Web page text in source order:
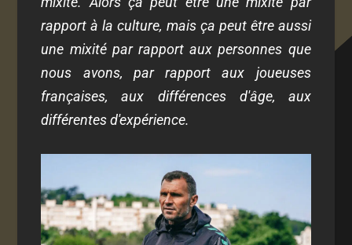
rapport à la culture, mais ça peut être aussi
une mixité par rapport aux personnes que
nous avons, par rapport aux joueuses
françaises, aux différences d'âge, aux
différentes d'expérience.